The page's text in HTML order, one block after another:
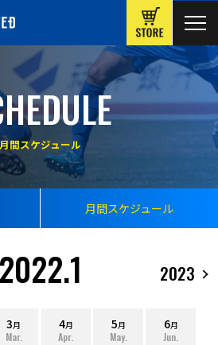
間スケジュール
月間スケジュール
2022.1 2023
3月
Mar.
4月
Apr.
5月
May.
6月
Jun.